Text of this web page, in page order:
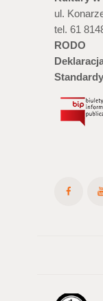
ul.
tel. 61
RODO